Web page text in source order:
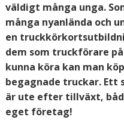
väldigt många unga.
många nyanlända och
en
dem som truckförare
kunna köra kan man
begagnade truckar.
är ute efter tillväxt,
eget företag!